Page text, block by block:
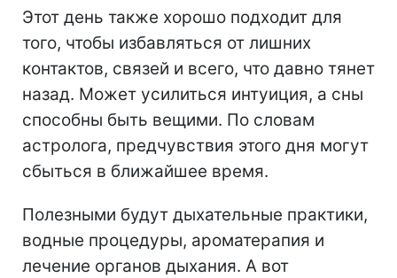
Этот день также хорошо подходит для
того, чтобы избавляться от лишних
контактов, связей и всего, что давно тянет
назад. Может усилиться интуиция, а сны
способны быть вещими. По словам
астролога, предчувствия этого дня могут
сбыться в ближайшее время.
Полезными будут дыхательные практики,
водные процедуры, ароматерапия и
лечение органов дыхания. А вот